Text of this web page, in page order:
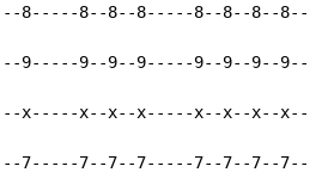
8-----8--8--8-----8--8--8--
9-----9--9--9-----9--9--9--
x-----x--x--x-----x--x--x--
7-----7--7--7-----7--7--7--